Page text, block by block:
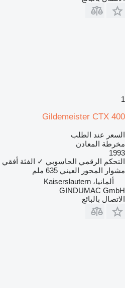
1
Gildemeister CTX 400
السعر عند الطلب
مخرطة المعادن
1993
التحكم الرقمي الحاسوبي ✓ الفئة أفقي
مشوار المحور العيني 635 ملم
ألمانيا، Kaiserslautern
GINDUMAC GmbH
الاتصال بالبائع